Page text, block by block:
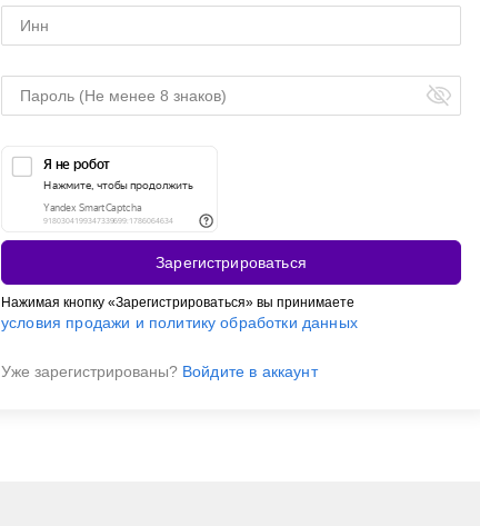
Зарегистрироваться
Нажимая кнопку «Зарегистрироваться» вы принимаете
условия продажи и политику обработки данных
Уже зарегистрированы? Войдите в аккаунт